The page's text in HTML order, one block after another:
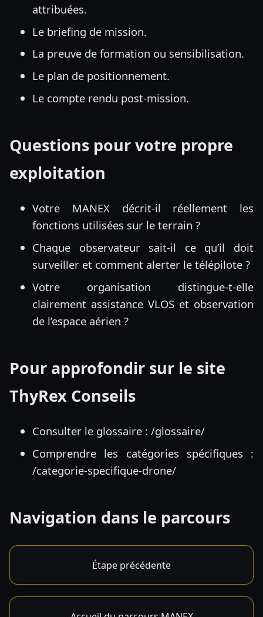
attribuées.
Le briefing de mission.
La preuve de formation ou sensibilisation.
Le plan de positionnement.
Le compte rendu post-mission.
Questions pour votre propre
exploitation
Votre MANEX décrit-il réellement les
fonctions utilisées sur le terrain ?
Chaque observateur sait-il ce qu’il doit
surveiller et comment alerter le télépilote ?
Votre organisation distingue-t-elle
clairement assistance VLOS et observation
de l’espace aérien ?
Pour approfondir sur le site
ThyRex Conseils
Consulter le glossaire :/glossaire/
Comprendre les catégories spécifiques :
/categorie-specifique-drone/
Navigation dans le parcours
Étape précédente